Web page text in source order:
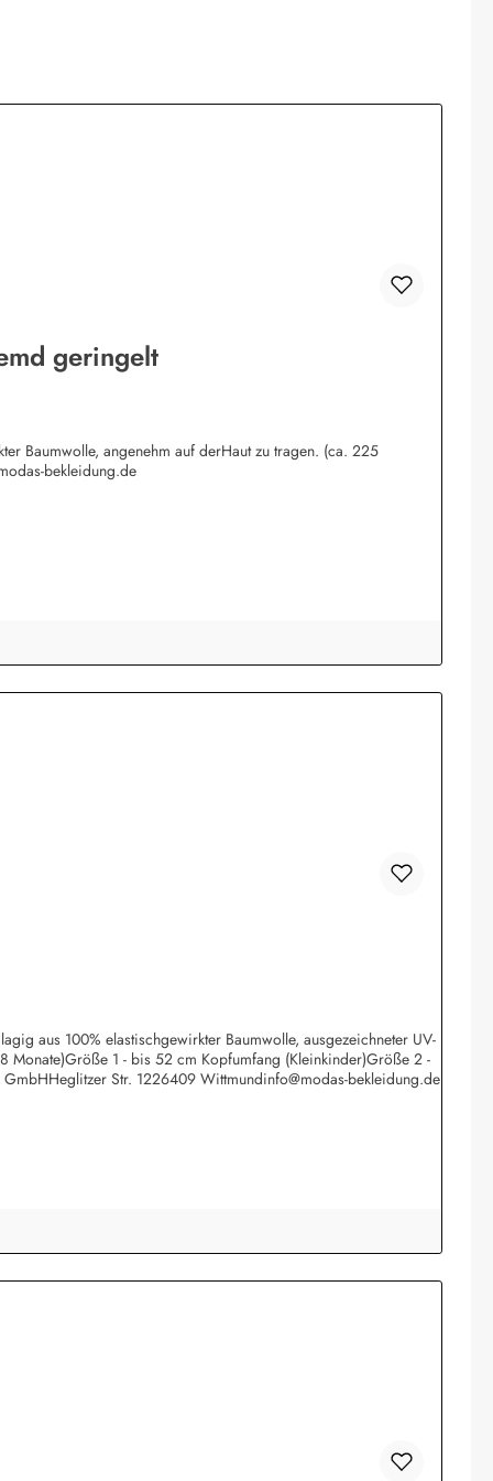
geringelt
Baumwolle, angenehm auf derHaut zu tragen. (ca. 225
bekleidung.de
aus 100% elastischgewirkter Baumwolle, ausgezeichneter UV-
Monate)Größe 1 - bis 52 cm Kopfumfang (Kleinkinder)Größe 2 -
Str. 1226409 Wittmundinfo@modas-bekleidung.de